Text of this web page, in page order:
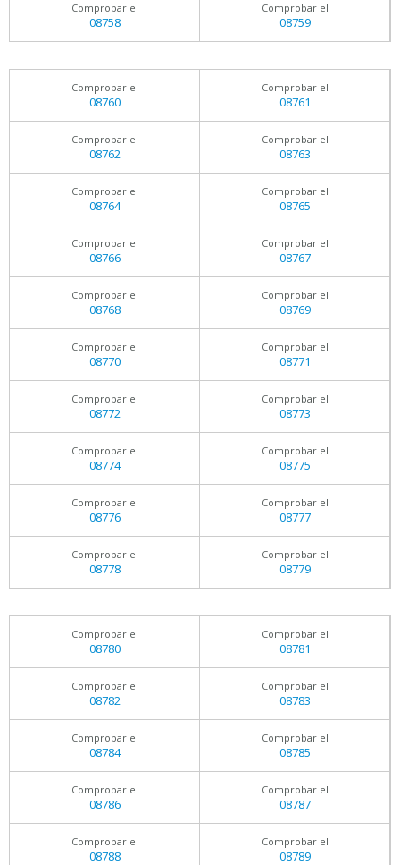
Comprobar el
08758
Comprobar el
08759
Comprobar el
08760
Comprobar el
08761
Comprobar el
08762
Comprobar el
08763
Comprobar el
08764
Comprobar el
08765
Comprobar el
08766
Comprobar el
08767
Comprobar el
08768
Comprobar el
08769
Comprobar el
08770
Comprobar el
08771
Comprobar el
08772
Comprobar el
08773
Comprobar el
08774
Comprobar el
08775
Comprobar el
08776
Comprobar el
08777
Comprobar el
08778
Comprobar el
08779
Comprobar el
08780
Comprobar el
08781
Comprobar el
08782
Comprobar el
08783
Comprobar el
08784
Comprobar el
08785
Comprobar el
08786
Comprobar el
08787
Comprobar el
08788
Comprobar el
08789